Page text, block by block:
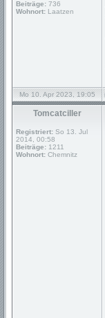
Beiträge: 736
Wohnort: Laatzen
Mo 10. Apr 2023, 19:05
Tomcatciller
Registriert: So 13. Jul
2014, 00:58
Beiträge: 1211
Wohnort: Chemnitz